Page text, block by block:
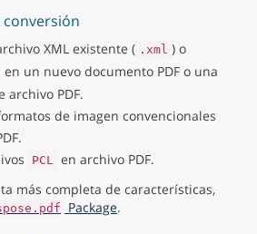
conversión
XML existente ( .xml ) o
en un nuevo documento PDF o una
archivo PDF.
de imagen convencionales
PCL
en archivo PDF.
más completa de características,
Package.